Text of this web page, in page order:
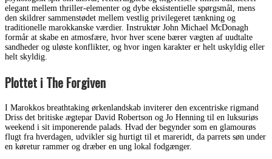
elegant mellem thriller-elementer og dybe eksistentielle spørgsmål, mens
den skildrer sammenstødet mellem vestlig privilegeret tænkning og
traditionelle marokkanske værdier. Instruktør John Michael McDonagh
formår at skabe en atmosfære, hvor hver scene bærer vægten af uudtalte
sandheder og uløste konflikter, og hvor ingen karakter er helt uskyldig eller
helt skyldig.
Plottet i The Forgiven
I Marokkos breathtaking ørkenlandskab inviterer den excentriske rigmand
Driss det britiske ægtepar David Robertson og Jo Henning til en luksuriøs
weekend i sit imponerende palads. Hvad der begynder som en glamourøs
flugt fra hverdagen, udvikler sig hurtigt til et mareridt, da parrets søn under
en køretur rammer og dræber en ung lokal fodgænger.